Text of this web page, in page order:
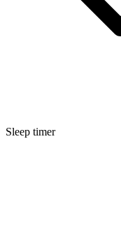
Sleep timer